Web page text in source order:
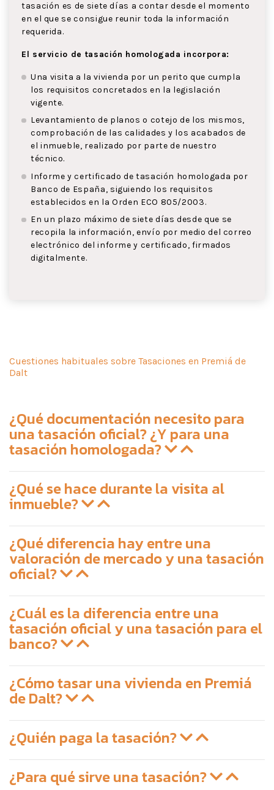
tasación es de siete días a contar desde el momento
en el que se consigue reunir toda la información
requerida.
El servicio de tasación homologada incorpora:
Una visita a la vivienda por un perito que cumpla
los requisitos concretados en la legislación
vigente.
Levantamiento de planos o cotejo de los mismos,
comprobación de las calidades y los acabados de
el inmueble, realizado por parte de nuestro
técnico.
Informe y certificado de tasación homologada por
Banco de España, siguiendo los requisitos
establecidos en la Orden ECO 805/2003.
En un plazo máximo de siete días desde que se
recopila la información, envío por medio del correo
electrónico del informe y certificado, firmados
digitalmente.
Cuestiones habituales sobre Tasaciones en Premiá de
Dalt
¿Qué documentación necesito para
una tasación oficial? ¿Y para una
tasación homologada?
¿Qué se hace durante la visita al
inmueble?
¿Qué diferencia hay entre una
valoración de mercado y una tasación
oficial?
¿Cuál es la diferencia entre una
tasación oficial y una tasación para el
banco?
¿Cómo tasar una vivienda en Premiá
de Dalt?
¿Quién paga la tasación?
¿Para qué sirve una tasación?